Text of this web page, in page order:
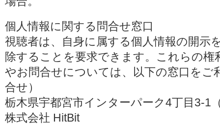
個人情報に関する問合せ窓口
視聴者は、自身に属する個人情報の開示
除することを要求できます。これらの権
やお問合せについては、以下の窓口をご
合せ）
栃木県宇都宮市インターパーク4丁目3-1
株式会社 HitBit